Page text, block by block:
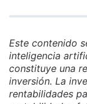
Este contenido
inteligencia
constituye una
inversión. La
rentabilidades